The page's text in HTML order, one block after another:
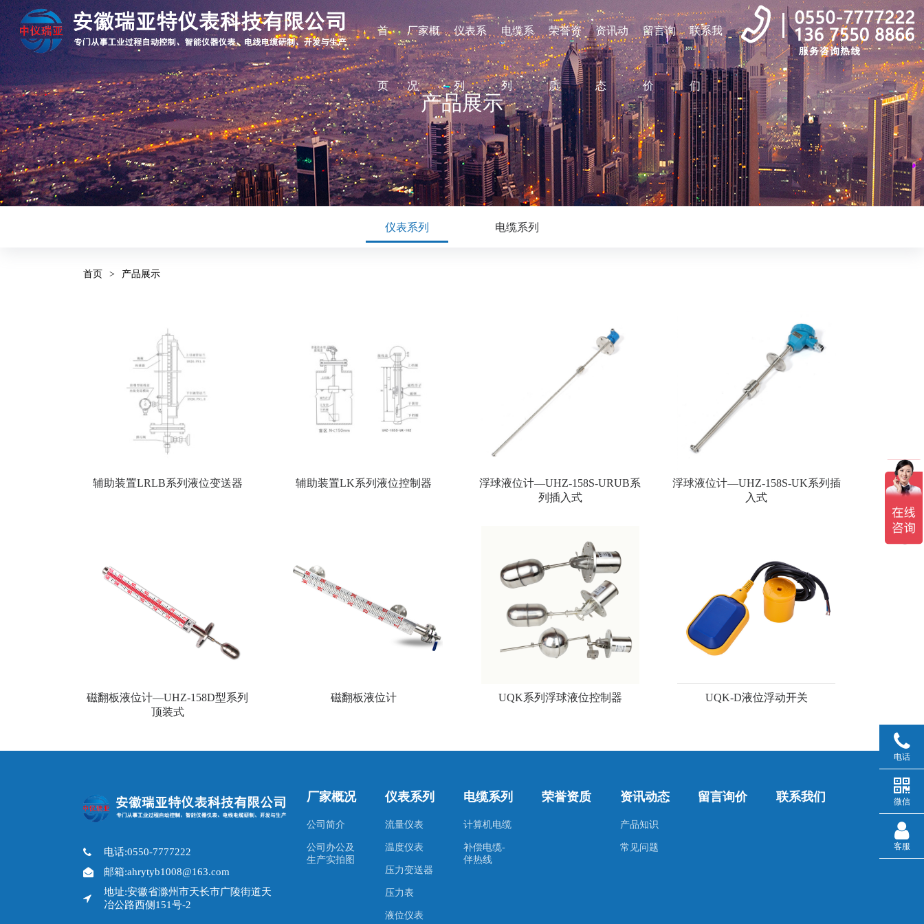
首
页
厂家概
况
仪表系
列
电缆系
列
荣誉资
质
资讯动
态
留言询
价
联系我
们
产品展示
仪表系列 电缆系列
首页 > 产品展示
辅助装置LRLB系列液位变送器 辅助装置LK系列液位控制器
浮球液位计—UHZ-158S-URUB系
列插入式
浮球液位计—UHZ-158S-UK系列插
入式
磁翻板液位计—UHZ-158D型系列
顶装式
磁翻板液位计 UQK系列浮球液位控制器 UQK-D液位浮动开关
电话:0550-7777222
邮箱:ahrytyb1008@163.com
地址:安徽省滁州市天长市广陵街道天
冶公路西侧151号-2
厂家概况
公司简介
公司办公及
生产实拍图
仪表系列
流量仪表
温度仪表
压力变送器
压力表
液位仪表
电缆系列
计算机电缆
补偿电缆-
伴热线
荣誉资质 资讯动态
产品知识
常见问题
留言询价 联系我们
电话
微信
客服